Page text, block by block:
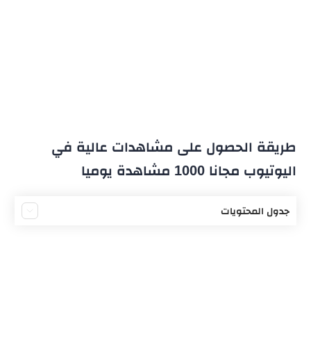
طريقة الحصول على مشاهدات عالية في
اليوتيوب مجانا 1000 مشاهدة يوميا
جدول المحتويات